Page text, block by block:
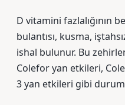
D vitamini fazlalığının
bulantısı, kusma,
ishal bulunur. Bu
Colefor yan etkileri,
3 yan etkileri gibi